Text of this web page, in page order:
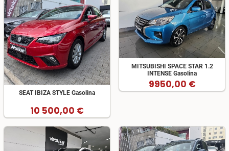
SEAT IBIZA STYLE Gasolina
10 500,00 €
MITSUBISHI SPACE STAR 1.2
INTENSE Gasolina
9950,00 €